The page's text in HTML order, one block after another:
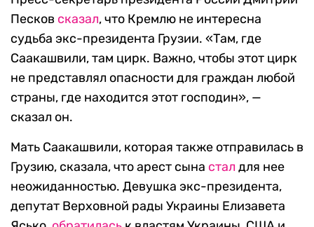
Песков сказал, что Кремлю не интересна
судьба экс-президента Грузии. «Там, где
Саакашвили, там цирк. Важно, чтобы этот цирк
не представлял опасности для граждан любой
страны, где находится этот господин», —
сказал он.
Мать Саакашвили, которая также отправилась в
Грузию, сказала, что арест сына стал для нее
неожиданностью. Девушка экс-президента,
депутат Верховной рады Украины Елизавета